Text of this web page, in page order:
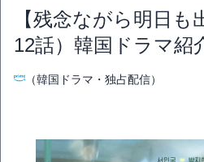
【残念ながら明日
12話）韓国ドラマ紹
（韓国ドラマ・独占配信）